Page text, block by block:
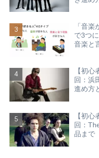
「音
で3つ
音楽と
【初
回：浜
進め方
【初
回：
品まで